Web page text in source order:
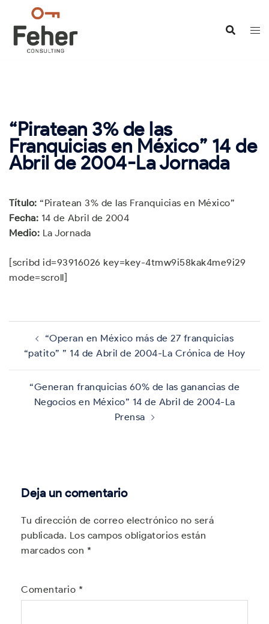
contenido
“Piratean 3% de las
Franquicias en México” 14 de
Abril de 2004-La Jornada
Título: “Piratean 3% de las Franquicias en México”
Fecha: 14 de Abril de 2004
Medio: La Jornada
[scribd id=93916026 key=key-4tmw9i58kak4me9i29
mode=scroll]
Navegación
entradas
“Operan en México más de 27 franquicias
“patito” ” 14 de Abril de 2004-La Crónica de Hoy
“Generan franquicias 60% de las ganancias de
Negocios en México” 14 de Abril de 2004-La
Prensa
Deja un comentario
Tu dirección de correo electrónico no será
publicada. Los campos obligatorios están
marcados con *
Comentario *